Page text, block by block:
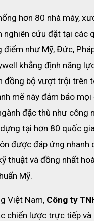
hơn 80 nhà máy,
nghiên cứu đặt tại các
điểm như Mỹ, Đức,
khẳng định năng
đồng bộ vượt trội trên
mẽ này đảm bảo mọi
đặc thù như công
tại hơn 80 quốc
được đáp ứng nhanh
thuật và đồng nhất
Mỹ.
Việt Nam, Công ty
chiến lược trực tiếp và